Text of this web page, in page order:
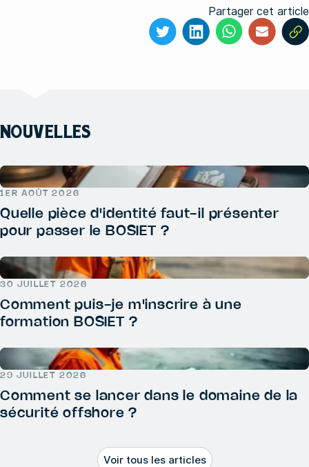
Partager cet article
NOUVELLES
1ER AOÛT 2026
Quelle pièce d'identité faut-il présenter
pour passer le BOSIET ?
30 JUILLET 2026
Comment puis-je m'inscrire à une
formation BOSIET ?
29 JUILLET 2026
Comment se lancer dans le domaine de la
sécurité offshore ?
Voir tous les articles